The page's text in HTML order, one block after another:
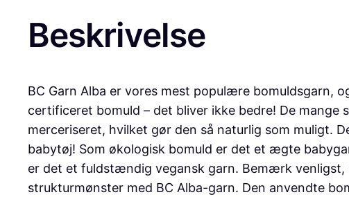
Beskrivelse
BC Garn Alba er vores mest populære bomuldsgarn,
certificeret bomuld – det bliver ikke bedre! De
merceriseret, hvilket gør den så naturlig som muligt.
babytøj! Som økologisk bomuld er det et ægte
er det et fuldstændig vegansk garn. Bemærk
strukturmønster med BC Alba-garn. Den anvendte